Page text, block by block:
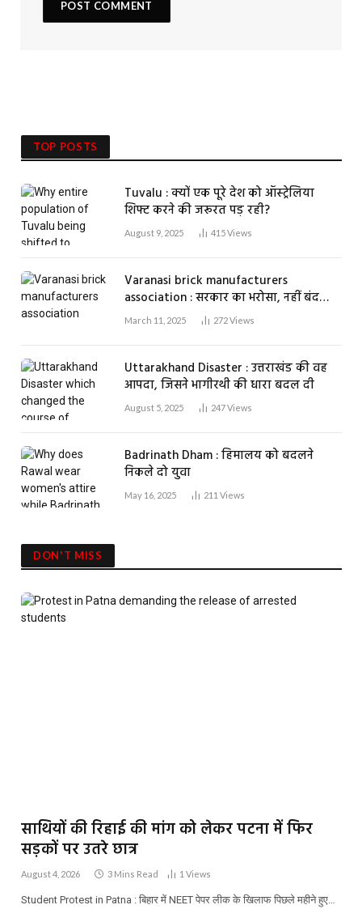
TOP POSTS
Tuvalu : क्यों एक पूरे देश को ऑस्ट्रेलिया
शिफ्ट करने की जरूरत पड़ रही?
August 9, 2025 415Views
Varanasi brick manufacturers
association : सरकार का भरोसा, नहीं बंद
होगा एक भी ईंट भट्ठा
March 11, 2025 272Views
Uttarakhand Disaster : उत्तराखंड की वह
आपदा, जिसने भागीरथी की धारा बदल दी
August 5, 2025 247Views
Badrinath Dham : हिमालय को बदलने
निकले दो युवा
May 16, 2025 211 Views
DON'T MISS
साथियों की रिहाई की मांग को लेकर पटना में फिर
सड़कों पर उतरे छात्र
August 4, 2026 3 Mins Read 1 Views
Student Protest in Patna : बिहार में NEET पेपर लीक के खिलाफ पिछले महीने हुए…